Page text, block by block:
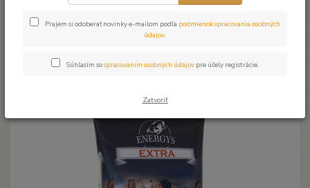
Energys EXTRA 25 KG
Prajem si odoberať novinky e-mailom podľa podmienok spracovania osobných
údajov.
Súhlasím sospracovaním osobných údajov pre účely registrácie.
Zatvoriť